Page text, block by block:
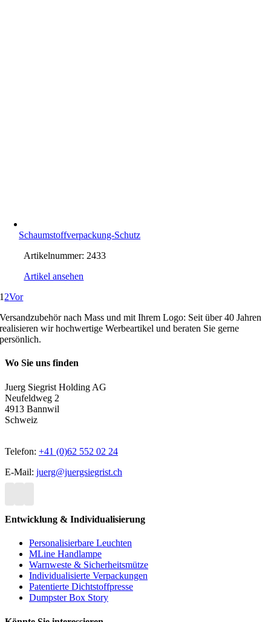
Schaumstoffverpackung-Schutz
Artikelnummer: 2433
Artikel ansehen
1 2Vor
Versandzubehör nach Mass und mit Ihrem Logo: Seit über 40 Jahren
realisieren wir hochwertige Werbeartikel und beraten Sie gerne
persönlich.
Wo Sie uns finden
Juerg Siegrist Holding AG
Neufeldweg 2
4913 Bannwil
Schweiz
Telefon: +41 (0)62 552 02 24
E-Mail: juerg@juergsiegrist.ch
Entwicklung & Individualisierung
Personalisierbare Leuchten
MLine Handlampe
Warnweste & Sicherheitsmütze
Individualisierte Verpackungen
Patentierte Dichtstoffpresse
Dumpster Box Story